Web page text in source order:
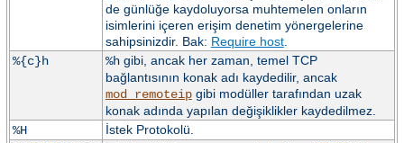
de günlüğe kaydoluyorsa muhtemelen onların
isimlerini içeren erişim denetim yönergelerine
sahipsinizdir. Bak: Require host.
%{c}h
%hgibi, ancak her zaman, temel TCP
bağlantısının konak adı kaydedilir, ancak
mod_remoteipgibi modüller tarafından uzak
konak adında yapılan değişiklikler kaydedilmez.
%H
İstek Protokolü.